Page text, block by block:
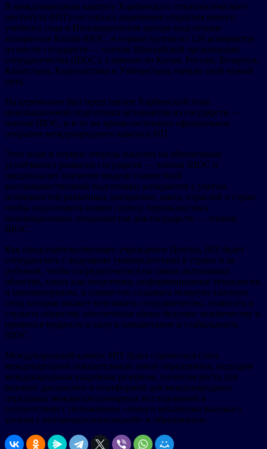
В международном кампусе Харбинского технологического
института (HIT) состоялась церемония открытия нового
учебного года в Инновационном центре подготовки
аспирантов Китай-ШОС, и первая группа из 120 аспирантов
из шести государств — членов Шанхайской организации
сотрудничества (ШОС), а именно из Китая, России, Беларуси,
Казахстана, Кыргызстана и Узбекистана, начали свой новый
путь.
На церемонии был представлен Харбинский план
инновационной подготовки аспирантов из государств —
членов ШОС, и в то же время состоялось официальное
открытие международного кампуса HIT.
Этот план в первую очередь нацелен на обеспечение
устойчивого развития государств — членов ШОС и
предполагает изучение модели совместной
высококачественной подготовки аспирантов с учетом
особенностей различных дисциплин, школ, отраслей и стран,
чтобы подготовить новую группу первоклассных
инновационных специалистов для государств — членов
ШОС.
Как председательствующее учреждение Центра, HIT будет
сотрудничать с ведущими университетами в стране и за
рубежом, чтобы сосредоточиться на самых актуальных
областях, таких как энергетика, информационные технологии
и наноматериалы, и совместно создавать мощную элитную
силу, которая сможет возглавить сотрудничество, помогать и
служить обществу, обеспечивая общее будущее человечеству и
привнося мудрость и силу в процветание и стабильность
ШОС.
Международный кампус HIT будет стремиться стать
международной показательной зоной образования, ведущим
международным кадровым резервом, полюсом роста для
базовых дисциплин и платформой для международных
передовых междисциплинарных исследований в
соответствии с положением «нового механизма высокого
уровня с интернационализацией» в образовании.